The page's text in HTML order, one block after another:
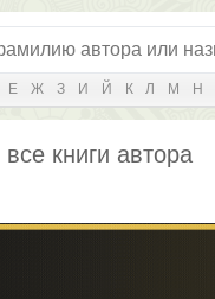
Е Ж З И Й К Л М Н
книги автора